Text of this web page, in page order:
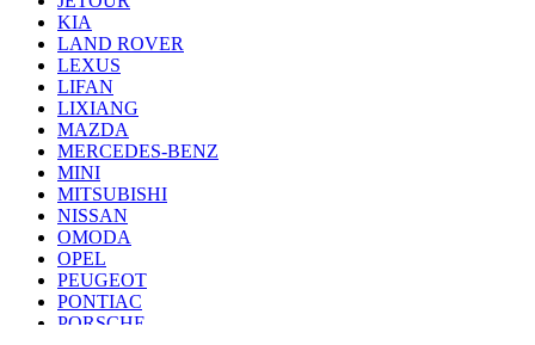
KIA
LAND ROVER
LEXUS
LIFAN
LIXIANG
MAZDA
MERCEDES-BENZ
MINI
MITSUBISHI
NISSAN
OMODA
OPEL
PEUGEOT
PONTIAC
PORSCHE